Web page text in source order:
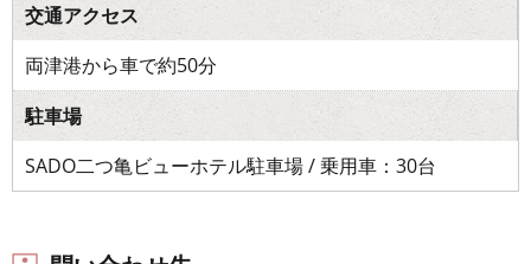
交通アクセス
両津港から車で約50分
駐車場
SADO二つ亀ビューホテル駐車場 / 乗用車：30台